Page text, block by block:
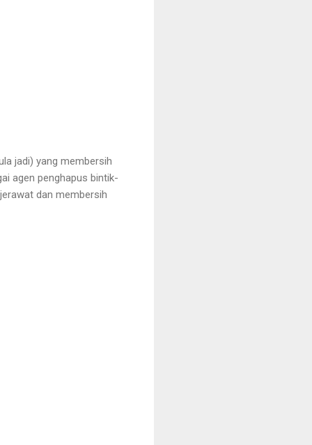
jadi) yang membersih
agen penghapus bintik-
dan membersih